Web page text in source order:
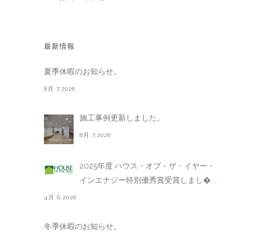
最新情報
夏季休暇のお知らせ。
8月 7,2026
施工事例更新しました。
8月 7,2026
2025年度 ハウス・オブ・ザ・イヤー・
インエナジー特別優秀賞受賞しまし�. . .
4月 6,2026
冬季休暇のお知らせ。